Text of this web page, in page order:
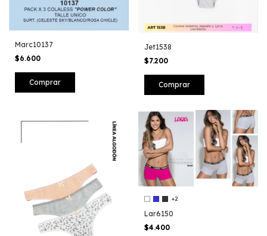
Marc10137
$6.600
Jet1538
$7.200
Comprar
+2
Lar6150
$4.400